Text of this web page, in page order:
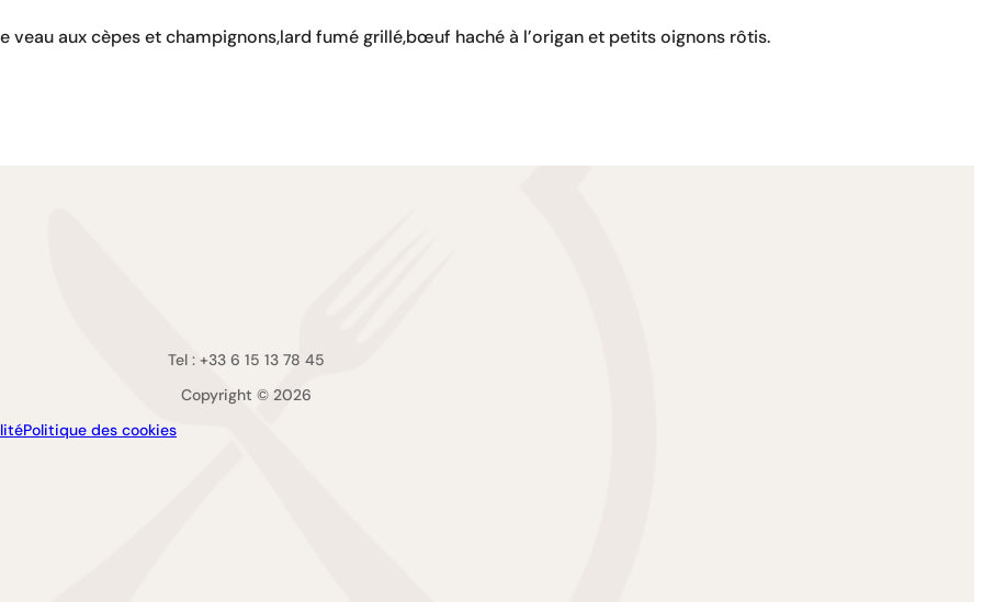
aux cèpes et champignons,lard fumé grillé,bœuf haché à l’origan et petits oignons rôtis.
Tel : +33 6 15 13 78 45
Copyright © 2026
Politique des cookies